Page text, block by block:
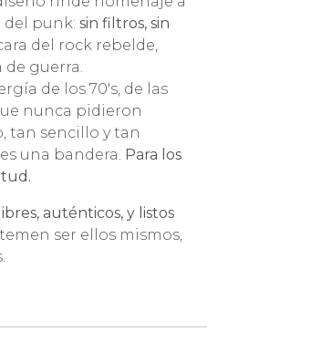
del punk: sin filtros, sin
del rock rebelde,
guerra.
de los 70's, de las
nunca pidieron
tan sencillo y tan
una bandera. Para los
auténticos, y listos
temen ser ellos mismos,